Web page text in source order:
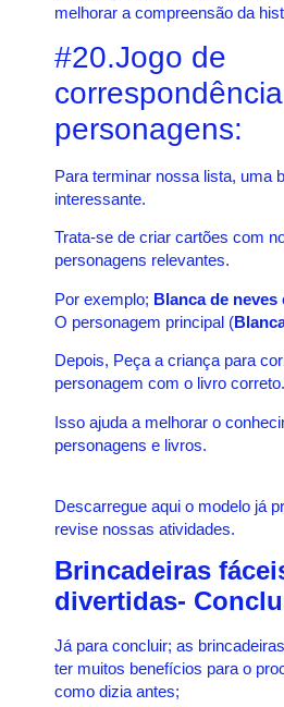
melhorar a compreensão da
#20.Jogo de
personagens:
Para terminar nossa lista, uma
interessante.
Trata-se de criar cartões com
personagens relevantes.
Por exemplo; Blanca de neves
O personagem principal (
Depois, Peça a criança para
personagem com o livro correto.
Isso ajuda a melhorar o
personagens e livros.
Descarregue aqui o modelo já
revise nossas atividades.
Brincadeiras
divertidas-
Já para concluir; as
ter muitos benefícios para o
como dizia antes;